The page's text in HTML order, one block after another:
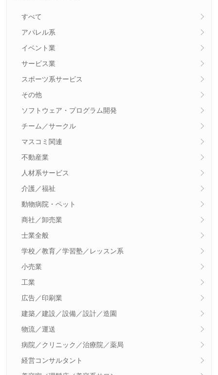
すべて
アパレル系
イベント業
サービス業
スポーツ系サービス
その他
ソフトウェア・プログラム開発
チーム／サークル
マスコミ関連
不動産業
人材系サービス
介護／福祉
動物病院・ペット
商社／卸売業
士業全般
学校／教育／学習塾／レッスン系
小売業
工業
広告／印刷業
建築／建設／設備／設計／造園
物流／運送
病院／クリニック／治療院／薬局
経営コンサルタント